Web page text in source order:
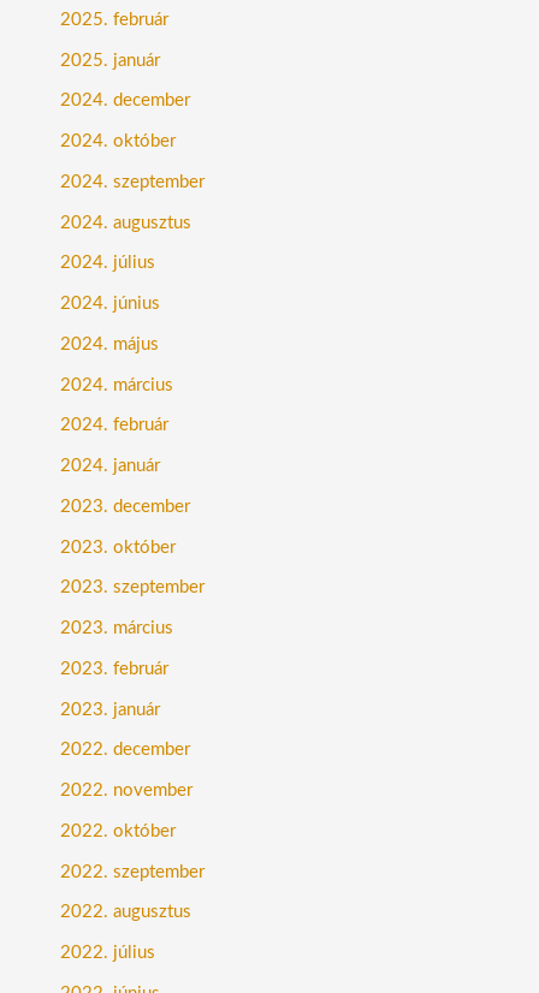
2025. február
2025. január
2024. december
2024. október
2024. szeptember
2024. augusztus
2024. július
2024. június
2024. május
2024. március
2024. február
2024. január
2023. december
2023. október
2023. szeptember
2023. március
2023. február
2023. január
2022. december
2022. november
2022. október
2022. szeptember
2022. augusztus
2022. július